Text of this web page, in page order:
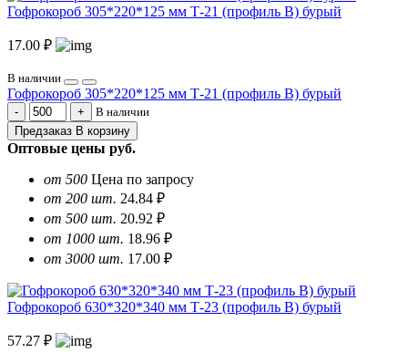
Гофрокороб 305*220*125 мм Т-21 (профиль B) бурый
17.00 ₽
В наличии
Гофрокороб 305*220*125 мм Т-21 (профиль B) бурый
В наличии
Предзаказ В корзину
Оптовые цены руб.
от 500 Цена по запросу
от 200 шт. 24.84 ₽
от 500 шт. 20.92 ₽
от 1000 шт. 18.96 ₽
от 3000 шт. 17.00 ₽
Гофрокороб 630*320*340 мм Т-23 (профиль B) бурый
57.27 ₽